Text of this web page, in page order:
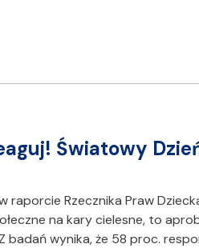
Światowy
Rzecznika Praw
na kary cielesne, to
badań wynika, że 58 proc.